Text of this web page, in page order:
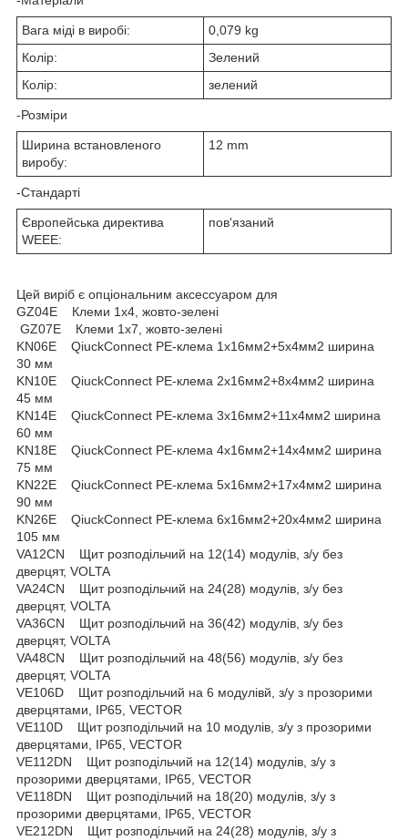
Вага міді в виробі:
0,079 kg
Колір:
Зелений
Колір:
зелений
-Розміри
Ширина встановленого
виробу:
12 mm
-Стандарті
Європейська директива
WEEE:
пов'язаний
Цей виріб є опціональним аксессуаром для
GZ04E Клеми 1х4, жовто-зелені
GZ07E Клеми 1х7, жовто-зелені
KN06E QiuckConnect PE-клема 1x16мм2+5x4мм2 ширина
30 мм
KN10E QiuckConnect PE-клема 2x16мм2+8x4мм2 ширина
45 мм
KN14E QiuckConnect PE-клема 3x16мм2+11x4мм2 ширина
60 мм
KN18E QiuckConnect PE-клема 4x16мм2+14x4мм2 ширина
75 мм
KN22E QiuckConnect PE-клема 5x16мм2+17x4мм2 ширина
90 мм
KN26E QiuckConnect PE-клема 6x16мм2+20x4мм2 ширина
105 мм
VA12CN Щит розподільчий на 12(14) модулів, з/у без
дверцят, VOLTA
VA24CN Щит розподільчий на 24(28) модулів, з/у без
дверцят, VOLTA
VA36CN Щит розподільчий на 36(42) модулів, з/у без
дверцят, VOLTA
VA48CN Щит розподільчий на 48(56) модулів, з/у без
дверцят, VOLTA
VE106D Щит розподільчий на 6 модулівй, з/у з прозорими
дверцятами, IP65, VECTOR
VE110D Щит розподільчий на 10 модулів, з/у з прозорими
дверцятами, IP65, VECTOR
VE112DN Щит розподільчий на 12(14) модулів, з/у з
прозорими дверцятами, IP65, VECTOR
VE118DN Щит розподільчий на 18(20) модулів, з/у з
прозорими дверцятами, IP65, VECTOR
VE212DN Щит розподільчий на 24(28) модулів, з/у з